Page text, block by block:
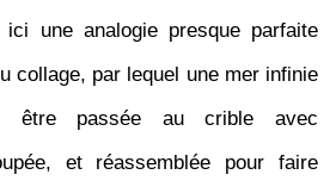
une analogie presque parfaite
collage, par lequel une mer infinie
être passée au crible avec
et réassemblée pour faire